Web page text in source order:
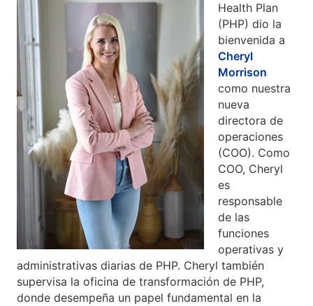
Health Plan
(PHP) dio la
bienvenida a
Cheryl
Morrison
como nuestra
nueva
directora de
operaciones
(COO). Como
COO, Cheryl
es
responsable
de las
funciones
operativas y
administrativas diarias de PHP. Cheryl también
supervisa la oficina de transformación de PHP,
donde desempeña un papel fundamental en la